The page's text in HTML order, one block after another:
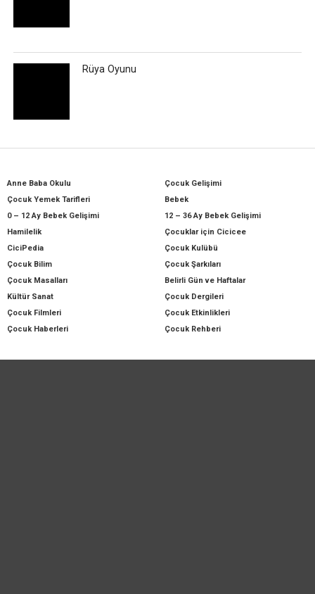
Rüya Oyunu
Anne Baba Okulu
Çocuk Gelişimi
Çocuk Yemek Tarifleri
Bebek
0 – 12 Ay Bebek Gelişimi
12 – 36 Ay Bebek Gelişimi
Hamilelik
Çocuklar için Cicicee
CiciPedia
Çocuk Kulübü
Çocuk Bilim
Çocuk Şarkıları
Çocuk Masalları
Belirli Gün ve Haftalar
Kültür Sanat
Çocuk Dergileri
Çocuk Filmleri
Çocuk Etkinlikleri
Çocuk Haberleri
Çocuk Rehberi